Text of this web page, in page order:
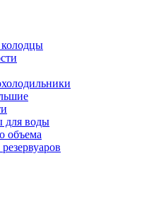
для воды
объема